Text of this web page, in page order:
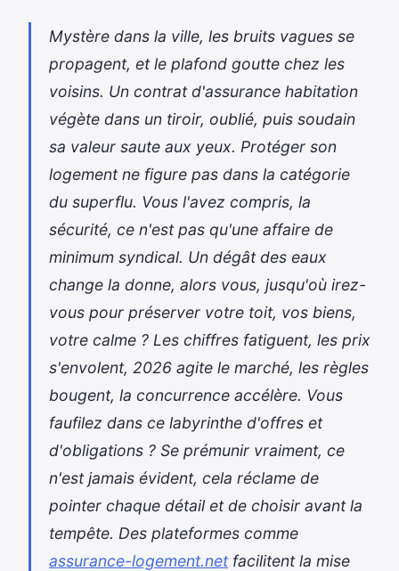
Mystère dans la ville, les bruits vagues se
propagent, et le plafond goutte chez les
voisins. Un contrat d'assurance habitation
végète dans un tiroir, oublié, puis soudain
sa valeur saute aux yeux. Protéger son
logement ne figure pas dans la catégorie
du superflu. Vous l'avez compris, la
sécurité, ce n'est pas qu'une affaire de
minimum syndical. Un dégât des eaux
change la donne, alors vous, jusqu'où irez-
vous pour préserver votre toit, vos biens,
votre calme ? Les chiffres fatiguent, les prix
s'envolent, 2026 agite le marché, les règles
bougent, la concurrence accélère. Vous
faufilez dans ce labyrinthe d'offres et
d'obligations ? Se prémunir vraiment, ce
n'est jamais évident, cela réclame de
pointer chaque détail et de choisir avant la
tempête. Des plateformes comme
assurance-logement.netfacilitent la mise